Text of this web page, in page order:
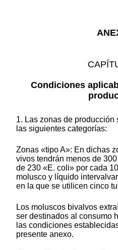
Condiciones
1. Las zonas de
las siguientes categorías:
Zonas «tipo A»: En dichas
vivos tendrán menos de
de 230 «E. coli» por cada
molusco y líquido
en la que se utilicen cinco
Los moluscos bivalvos
ser destinados al consumo
las condiciones
presente anexo.